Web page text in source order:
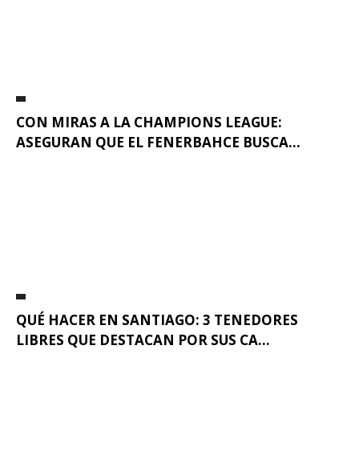
CON MIRAS A LA CHAMPIONS LEAGUE:
ASEGURAN QUE EL FENERBAHCE BUSCA...
QUÉ HACER EN SANTIAGO: 3 TENEDORES
LIBRES QUE DESTACAN POR SUS CA...